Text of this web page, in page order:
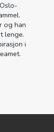
og han
lenge.
i